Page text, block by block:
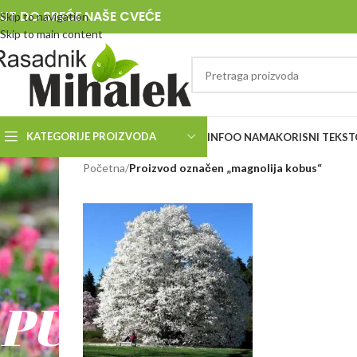
Skip to navigation
Skip to main content
DO SREĆE NAŠE CVEĆE
KATEGORIJE PROIZVODA INFOO NAMAKORISNI
RASADNIK
MIHALEK
PUT
Početna/Proizvod označen „magnolija kobus“